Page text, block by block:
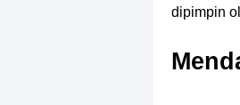
dipimpin